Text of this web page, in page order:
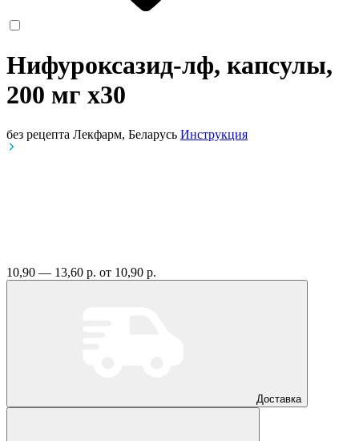
Нифуроксазид-лф, капсулы,
200 мг x30
без рецепта Лекфарм, Беларусь Инструкция
10,90 — 13,60 р. от 10,90 р.
Доставка